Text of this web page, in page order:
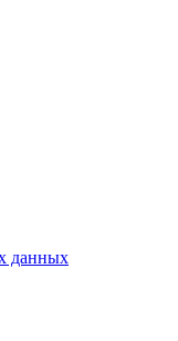
данных